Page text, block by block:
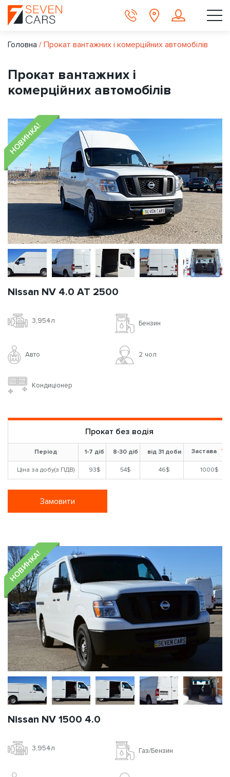
Головна / Прокат вантажних і комерційних автомобілів
Прокат вантажних і
комерційних автомобілів
НОВИНКА!
Nissan NV 4.0 AT 2500
3,954л Бензин
Авто 2 чoл
Кондиціонер
Прокат без водія
Період 1-7 діб 8-30 діб від 31 доби Застава ?
Ціна за добу(з ПДВ) 93$ 54$ 46$ 1000$
Замовити
НОВИНКА!
Nissan NV 1500 4.0
3,954л Газ/Бензин